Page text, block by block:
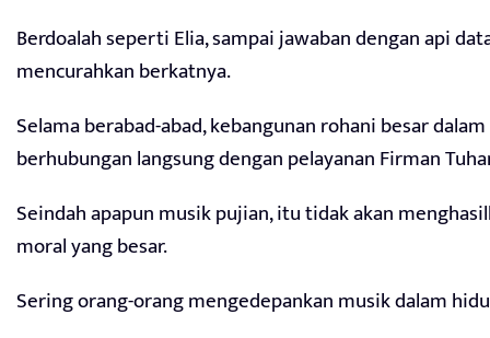
Berdoalah seperti Elia, sampai jawaban dengan api
mencurahkan berkatnya.
Selama berabad-abad, kebangunan rohani besar
berhubungan langsung dengan pelayanan Firman
Seindah apapun musik pujian, itu tidak akan
moral yang besar.
Sering orang-orang mengedepankan musik dalam